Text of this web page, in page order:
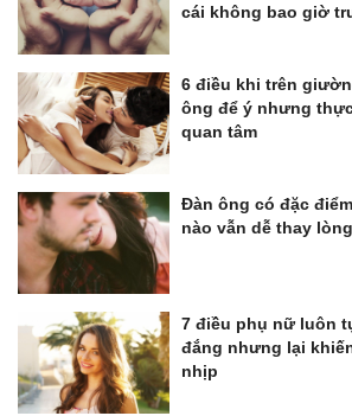
cái không bao giờ
6 điều khi trên
ông để ý nhưng
quan tâm
Đàn ông có đặc
nào vẫn dễ thay
7 điều phụ nữ luôn
đắng nhưng lại
nhịp